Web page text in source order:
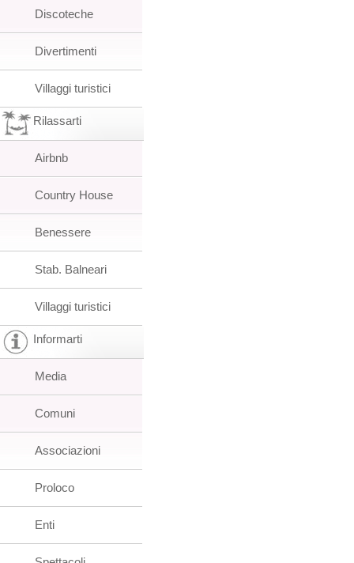
Discoteche
Divertimenti
Villaggi turistici
Rilassarti
Airbnb
Country House
Benessere
Stab. Balneari
Villaggi turistici
Informarti
Media
Comuni
Associazioni
Proloco
Enti